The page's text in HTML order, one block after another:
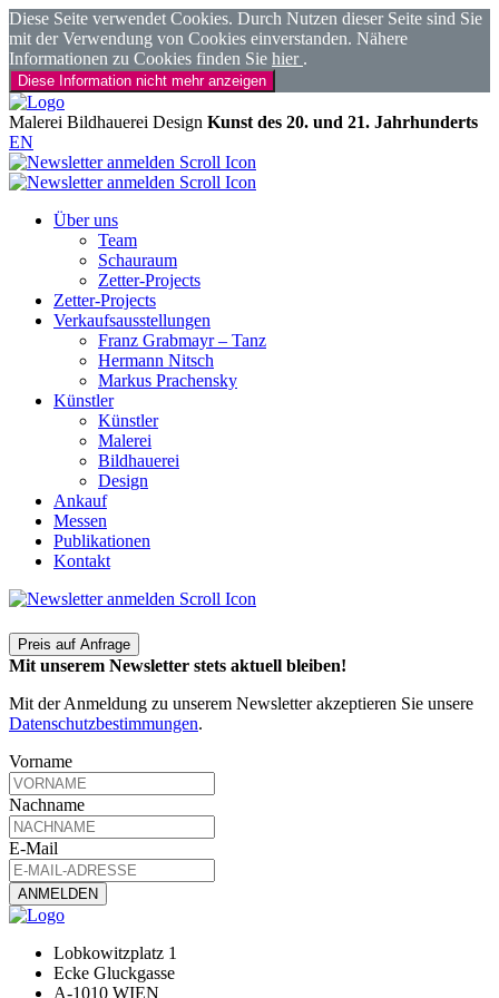
Diese Seite verwendet Cookies. Durch Nutzen dieser Seite sind Sie
mit der Verwendung von Cookies einverstanden. Nähere
Informationen zu Cookies finden Sie hier .
Diese Information nicht mehr anzeigen
Malerei Bildhauerei Design Kunst des 20. und 21. Jahrhunderts
EN
Über uns
Team
Schauraum
Zetter-Projects
Zetter-Projects
Verkaufsausstellungen
Franz Grabmayr – Tanz
Hermann Nitsch
Markus Prachensky
Künstler
Künstler
Malerei
Bildhauerei
Design
Ankauf
Messen
Publikationen
Kontakt
Preis auf Anfrage
Mit unserem Newsletter stets aktuell bleiben!
Mit der Anmeldung zu unserem Newsletter akzeptieren Sie unsere
Datenschutzbestimmungen.
Vorname
Nachname
E-Mail
Lobkowitzplatz 1
Ecke Gluckgasse
A-1010 WIEN